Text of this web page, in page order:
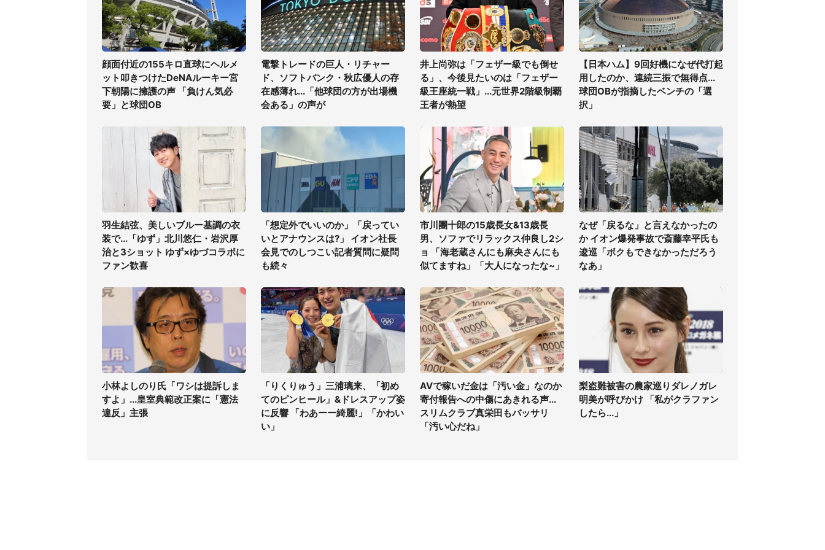
顔面付近の155キロ直球にヘルメ
ット叩きつけたDeNAルーキー宮
下朝陽に擁護の声 「負けん気必
要」と球団OB
電撃トレードの巨人・リチャー
ド、ソフトバンク・秋広優人の存
在感薄れ...「他球団の方が出場機
会ある」の声が
井上尚弥は「フェザー級でも倒せ
る」、今後見たいのは「フェザー
級王座統一戦」...元世界2階級制覇
王者が熱望
【日本ハム】9回好機になぜ代打起
用したのか、連続三振で無得点...
球団OBが指摘したベンチの「選
択」
羽生結弦、美しいブルー基調の衣
装で...「ゆず」北川悠仁・岩沢厚
治と3ショット ゆず×ゆづコラボに
ファン歓喜
「想定外でいいのか」「戻ってい
いとアナウンスは?」 イオン社長
会見でのしつこい記者質問に疑問
も続々
市川團十郎の15歳長女&13歳長
男、ソファでリラックス仲良し2シ
ョ 「海老蔵さんにも麻央さんにも
似てますね」「大人になったな~」
なぜ「戻るな」と言えなかったの
か イオン爆発事故で斎藤幸平氏も
逡巡「ボクもできなかっただろう
なあ」
小林よしのり氏「ワシは提訴しま
すよ」...皇室典範改正案に「憲法
違反」主張
「りくりゅう」三浦璃来、「初め
てのピンヒール」&ドレスアップ姿
に反響 「わあーー綺麗!」「かわい
い」
AVで稼いだ金は「汚い金」なのか
寄付報告への中傷にあきれる声...
スリムクラブ真栄田もバッサリ
「汚い心だね」
梨盗難被害の農家巡りダレノガレ
明美が呼びかけ 「私がクラファン
したら...」